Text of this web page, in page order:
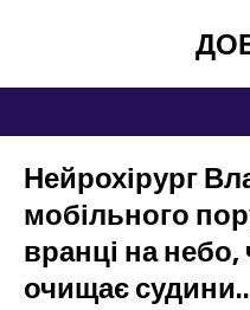
Нейрохірург
мобільного
вранці на
очищає